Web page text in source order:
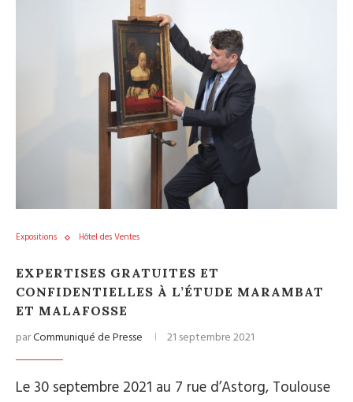
Expositions Hôtel des Ventes
EXPERTISES GRATUITES ET
CONFIDENTIELLES À L’ÉTUDE MARAMBAT
ET MALAFOSSE
parCommuniqué de Presse 21 septembre 2021
Le 30 septembre 2021 au 7 rue d’Astorg, Toulouse